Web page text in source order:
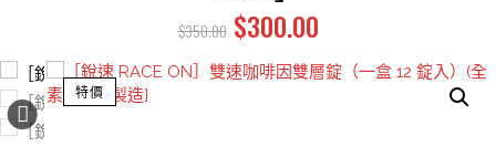
$350.00 Original
price
was:
$300.00Current
is:
特價